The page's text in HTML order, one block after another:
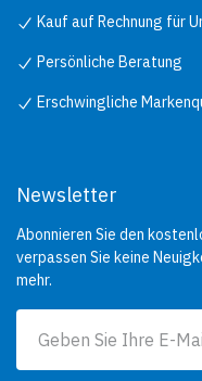
Kauf auf Rechnung für
Persönliche Beratung
Erschwingliche
Newsletter
Abonnieren Sie den
verpassen Sie keine
mehr.